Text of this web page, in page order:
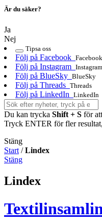
Är du säker?
Ja
Nej
Tipsa oss
Följ på Facebook Facebook
Följ på Instagram Instagram
Följ på BlueSky BlueSky
Följ på Threads Threads
Följ på LinkedIn LinkedIn
Du kan trycka Shift + S för
Tryck ENTER för fler
Stäng
Start /Lindex
Stäng
Lindex